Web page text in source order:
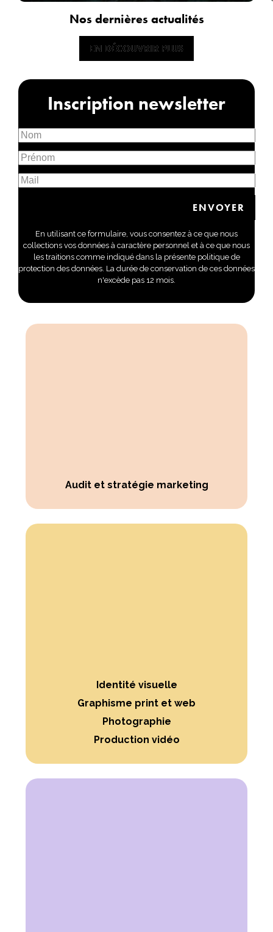
Nos dernières actualités
EN DÉCOUVRIR PLUS
EN DÉCOUVRIR PLUS
Inscription newsletter
En utilisant ce formulaire, vous consentez à ce que nous
collections vos données à caractère personnel et à ce que nous
les traitions comme indiqué dans la présente politique de
protection des données. La durée de conservation de ces données
n'excède pas 12 mois.
Audit et stratégie marketing
Identité visuelle
Graphisme print et web
Photographie
Production vidéo